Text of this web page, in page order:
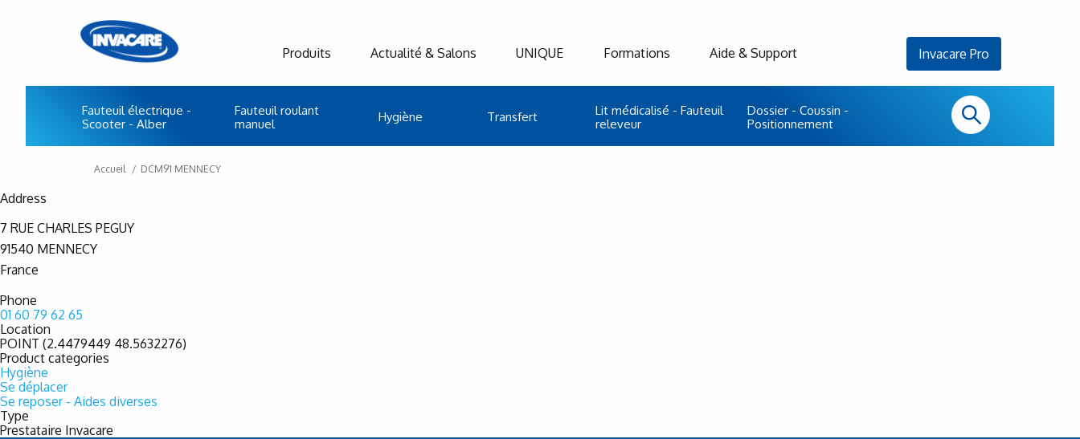
Produits
Fauteuil électrique -
Scooter - Alber
Fauteuil roulant
manuel
Hygiène Transfert
Lit médicalisé - Fauteuil
releveur
Dossier - Coussin -
Positionnement
Actualité & Salons UNIQUE Formations Aide & Support Invacare Pro
Accueil DCM91 MENNECY
Address
7 RUE CHARLES PEGUY
91540 MENNECY
France
Phone
01 60 79 62 65
Location
POINT (2.4479449 48.5632276)
Product categories
Hygiène
Se déplacer
Se reposer - Aides diverses
Type
Prestataire Invacare